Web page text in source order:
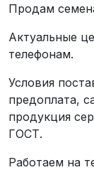
Продам
Актуальные
телефонам.
Условия
предоплата,
продукция
ГОСТ.
Работаем на